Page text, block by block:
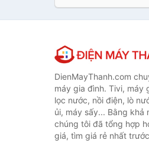
DienMayThanh.com
máy gia đình. Tivi, máy
lọc nước, nồi điện, lò
ủi, máy sấy... Bằng
chúng tôi đã tổng hợp
giá, tìm giá rẻ nhất